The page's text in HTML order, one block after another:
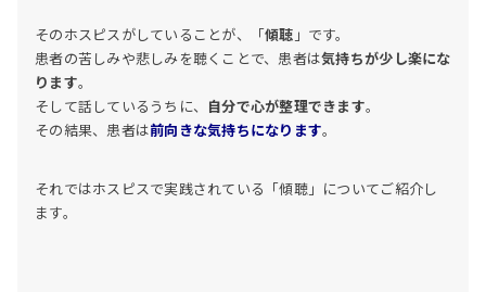
そのホスピスがしていることが、「傾聴 」です。
患者の苦しみや悲しみを聴くことで、患者は気持ちが少し楽にな
ります。
そして話しているうちに、 自分で心が整理できます。
その結果、患者は前向きな気持ちになります。
それではホスピスで実践されている「傾聴」についてご紹介し
ます。